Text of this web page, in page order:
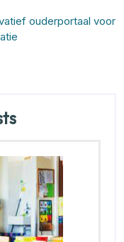
ouderportaal voor